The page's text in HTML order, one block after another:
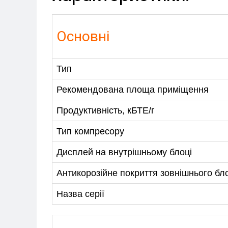
Основні
Тип
Рекомендована площа приміщення
Продуктивність, кБТЕ/г
Тип компресору
Дисплей на внутрішньому блоці
Антикорозійне покриття зовнішнього
Назва серії